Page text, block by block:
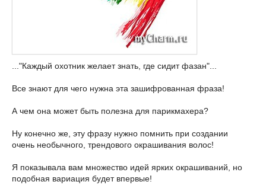
..."Каждый охотник желает знать, где сидит фазан"...
Все знают для чего нужна эта зашифрованная фраза!
А чем она может быть полезна для парикмахера?
Ну конечно же, эту фразу нужно помнить при создании
очень необычного, трендового окрашивания волос!
Я показывала вам множество идей ярких окрашиваний, но
подобная вариация будет впервые!